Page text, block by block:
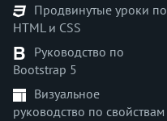
Продвинутые уроки по
HTML и CSS
Руководство по
Bootstrap 5
Визуальное
руководство по свойствам